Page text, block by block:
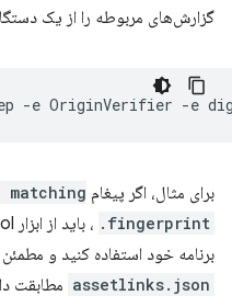
گزارش‌های مربوطه را از یک
-e OriginVerifier -e
برای مثال، اگر پیغام
fingerprint.
برنامه خود استفاده کنید و
assetlinks.json مطابقت